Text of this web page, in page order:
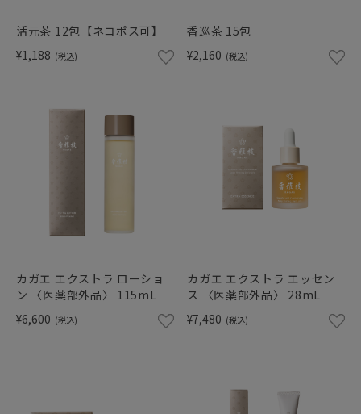
活元茶 12包【ネコポス可】
¥1,188 (税込)
香巡茶 15包
¥2,160 (税込)
カガエ エクストラ ローショ
ン 〈医薬部外品〉 115mL
¥6,600 (税込)
カガエ エクストラ エッセン
ス 〈医薬部外品〉 28mL
¥7,480 (税込)